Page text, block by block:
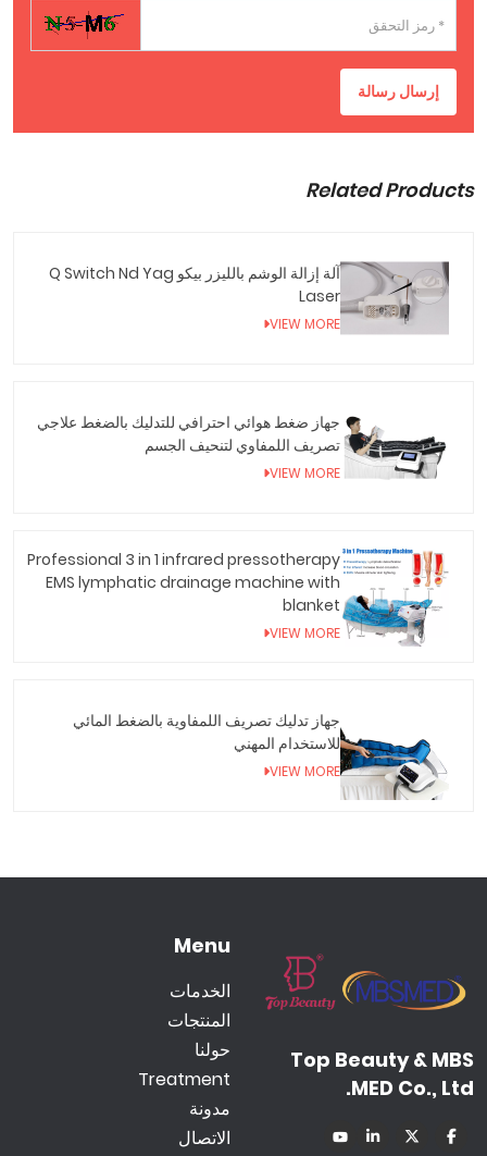
إرسال رسالة
Related Products
آلة إزالة الوشم بالليزر بيكو Q Switch Nd Yag
Laser
VIEW MORE
جهاز ضغط هوائي احترافي للتدليك بالضغط علاجي
تصريف اللمفاوي لتنحيف الجسم
VIEW MORE
Professional 3 in 1 infrared pressotherapy
EMS lymphatic drainage machine with
blanket
VIEW MORE
جهاز تدليك تصريف اللمفاوية بالضغط المائي
للاستخدام المهني
VIEW MORE
Top Beauty & MBS
MED Co., Ltd.
Menu
الخدمات
المنتجات
حولنا
Treatment
مدونة
الاتصال